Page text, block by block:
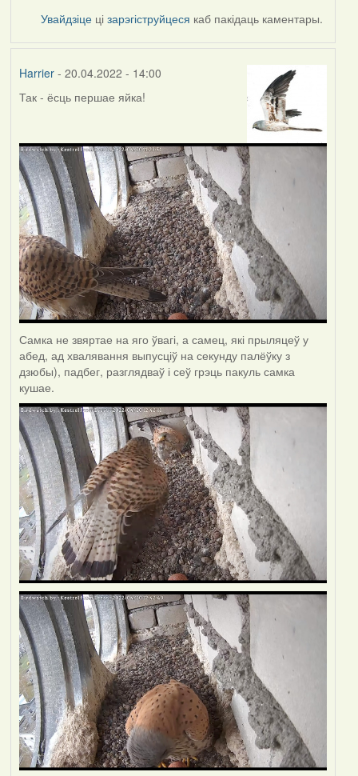
Увайдзіце цізарэгіструйцеся каб пакідаць каментары.
Harrier- 20.04.2022 - 14:00
Так - ёсць першае яйка!
Самка не звяртае на яго ўвагі, а самец, які прыляцеў у
абед, ад хвалявання выпусціў на секунду палёўку з
дзюбы), падбег, разглядваў і сеў грэць пакуль самка
кушае.